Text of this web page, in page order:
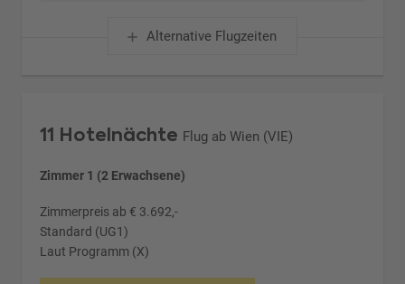
Alternative Flugzeiten
11 Hotelnächte Flug ab Wien (VIE)
Zimmer 1 (2 Erwachsene)
Zimmerpreis ab € 3.692,-
Standard (UG1)
Laut Programm (X)